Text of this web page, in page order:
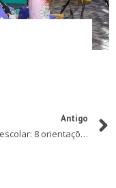
Antigo
Material escolar: 8 orientações para economizar